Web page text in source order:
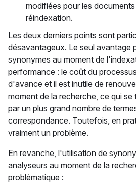
modifiées pour les
réindexation.
Les deux derniers points sont
désavantageux. Le seul avantage
synonymes au moment de
performance : le coût du
d'avance et il est inutile de
moment de la recherche, ce qui
par un plus grand nombre de
correspondance. Toutefois, en
vraiment un problème.
En revanche, l'utilisation de
analyseurs au moment de la
problématique :